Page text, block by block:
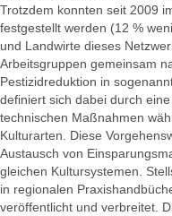
Trotzdem konnten seit 2009 im
festgestellt werden (12 %
und Landwirte dieses
Arbeitsgruppen gemeinsam
Pestizidreduktion in
definiert sich dabei durch
technischen Maßnahmen
Kulturarten. Diese
Austausch von
gleichen Kultursystemen.
in regionalen
veröffentlicht und verbreitet.